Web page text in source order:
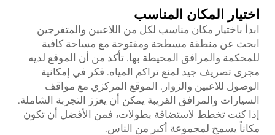
اختيار المكان المناسب
ابدأ باختيار مكان مناسب لكل من اللاعبين والمتفرجين
ابحث عن منطقة مسطحة ومفتوحة مع مساحة كافية
للمحكمة والمرافق المحيطة بها. تأكد من أن الموقع لديه
مجرى تصريف جيد لمنع تراكم المياه. فكر في إمكانية
الوصول للاعبين والزوار. الموقع المركزي مع مواقف
السيارات والمرافق القريبة يمكن أن يعزز التجربة الشاملة.
إذا كنت تخطط لاستضافة بطولات، فمن الأفضل أن تكون
مكاناً يسمح لمجموعة أكبر من الناس.